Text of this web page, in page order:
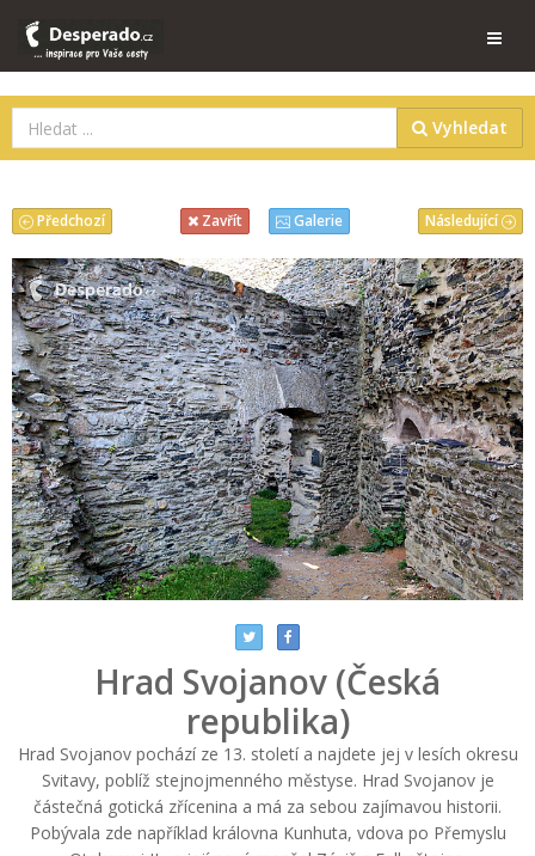
Vyhledat
Následující
Předchozí Zavřít Galerie
Hrad Svojanov (Česká
republika)
Hrad Svojanov pochází ze 13. století a najdete jej v lesích okresu
Svitavy, poblíž stejnojmenného městyse. Hrad Svojanov je
částečná gotická zřícenina a má za sebou zajímavou historii.
Pobývala zde například královna Kunhuta, vdova po Přemyslu